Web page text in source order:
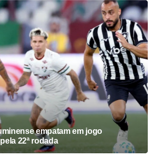
empatam em jogo
22ª rodada